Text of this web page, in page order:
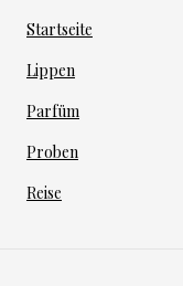
Startseite
Lippen
Parfüm
Proben
Reise